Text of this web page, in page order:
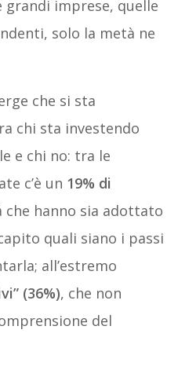
imprese, quelle
solo la metà ne
che si sta
chi sta investendo
e chi no: tra le
c’è un 19% di
che hanno sia adottato
quali siano i passi
all’estremo
(36%), che non
del